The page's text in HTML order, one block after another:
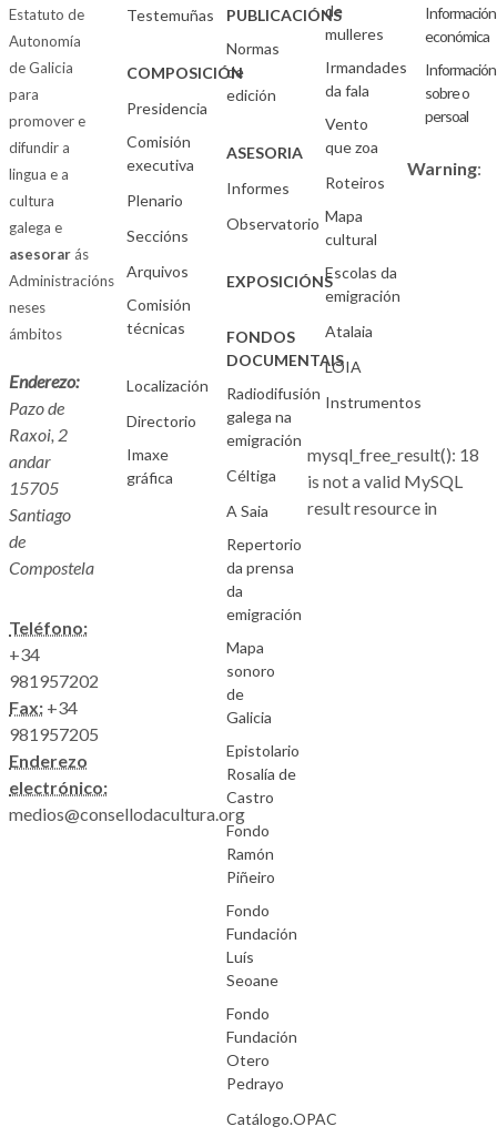
Estatuto de
Autonomía
de Galicia
para
promover e
difundir a
lingua e a
cultura
galega e
asesorarás
Administracións
neses
ámbitos
Enderezo:
Pazo de
Raxoi, 2
andar
15705
Santiago
de
Compostela
Teléfono:
+34
981957202
Fax: +34
981957205
Enderezo
electrónico:
medios@consellodacultura.org
Testemuñas
COMPOSICIÓN
Presidencia
Comisión
executiva
Plenario
Seccións
Arquivos
Comisión
técnicas
Localización
Directorio
Imaxe
gráfica
PUBLICACIÓNS
Normas
de
edición
ASESORIA
Informes
Observatorio
EXPOSICIÓNS
FONDOS
DOCUMENTAIS
Radiodifusión
galega na
emigración
Céltiga
A Saia
Repertorio
da prensa
da
emigración
Mapa
sonoro
de
Galicia
Epistolario
Rosalía de
Castro
Fondo
Ramón
Piñeiro
Fondo
Fundación
Luís
Seoane
Fondo
Fundación
Otero
Pedrayo
Catálogo.OPAC
de
mulleres
Irmandades
da fala
Vento
que zoa
Roteiros
Mapa
cultural
Escolas da
emigración
Atalaia
LOIA
Instrumentos
Información
económica
Información
sobre o
persoal
Warning:
mysql_free_result(): 18
is not a valid MySQL
result resource in